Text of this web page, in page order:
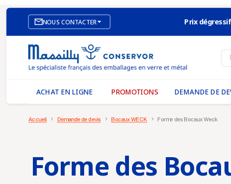
NOUS CONTACTER
SITE E-COMMERCE
NOS AGENCES
MASSILLY CONSERVOR
Prix
ACHAT EN LIGNE PROMOTIONS DEMANDE DE
Accueil Demande de devis Bocaux WECK Forme des Bocaux Weck
Forme des